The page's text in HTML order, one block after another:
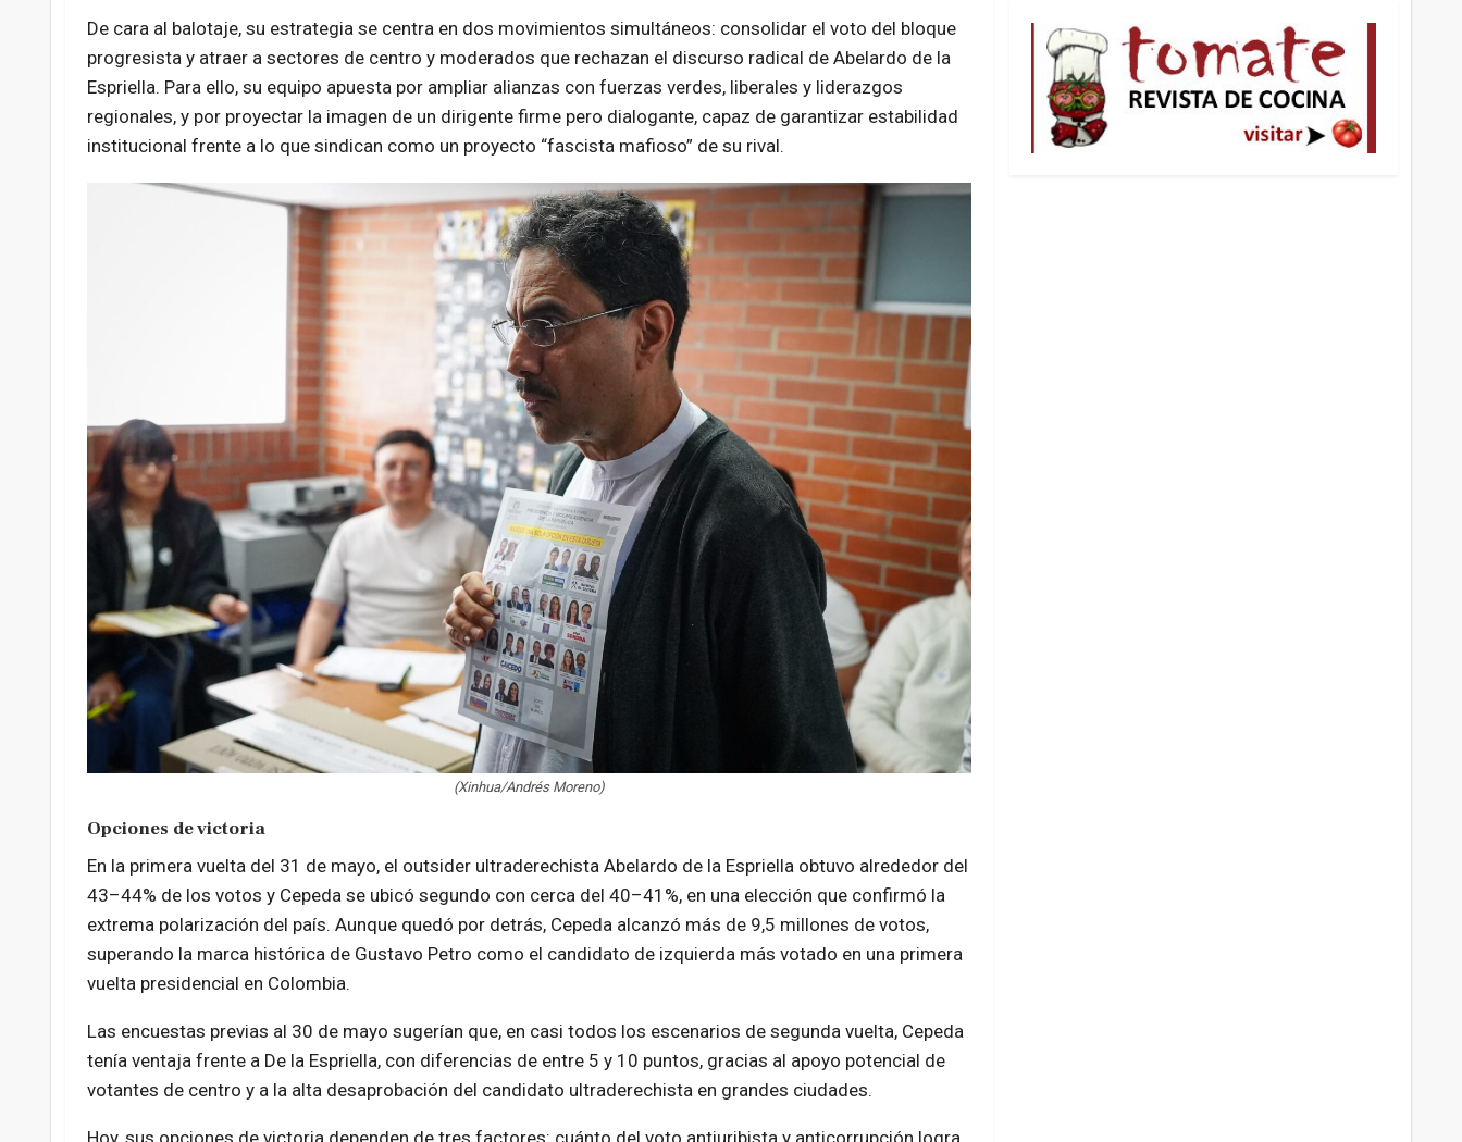
De cara al balotaje, su estrategia se centra en dos movimientos simultáneos: consolidar el voto del bloque
progresista y atraer a sectores de centro y moderados que rechazan el discurso radical de Abelardo de la
Espriella. Para ello, su equipo apuesta por ampliar alianzas con fuerzas verdes, liberales y liderazgos
regionales, y por proyectar la imagen de un dirigente firme pero dialogante, capaz de garantizar estabilidad
institucional frente a lo que sindican como un proyecto “fascista mafioso” de su rival.
(Xinhua/Andrés Moreno)
Opciones de victoria
En la primera vuelta del 31 de mayo, el outsider ultraderechista Abelardo de la Espriella obtuvo alrededor del
43–44% de los votos y Cepeda se ubicó segundo con cerca del 40–41%, en una elección que confirmó la
extrema polarización del país. Aunque quedó por detrás, Cepeda alcanzó más de 9,5 millones de votos,
superando la marca histórica de Gustavo Petro como el candidato de izquierda más votado en una primera
vuelta presidencial en Colombia.
Las encuestas previas al 30 de mayo sugerían que, en casi todos los escenarios de segunda vuelta, Cepeda
tenía ventaja frente a De la Espriella, con diferencias de entre 5 y 10 puntos, gracias al apoyo potencial de
votantes de centro y a la alta desaprobación del candidato ultraderechista en grandes ciudades.
Hoy, sus opciones de victoria dependen de tres factores: cuánto del voto antiuribista y anticorrupción logra